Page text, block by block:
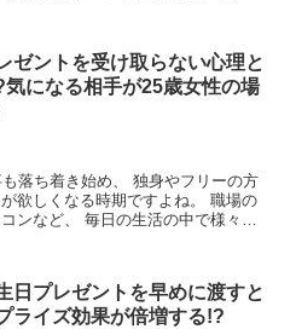
ゼントを受け取らない心理と
気になる相手が25歳女性の場
め、 独身やフリーの方
しくなる時期ですよね。 職場の
生活の中で様々な
日プレゼントを早めに渡すと
ライズ効果が倍増する!?